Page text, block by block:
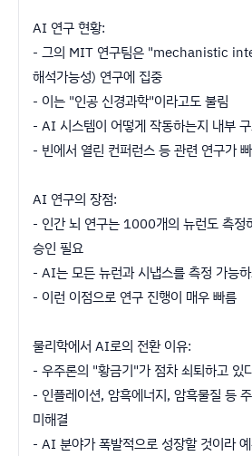
AI 연구 현황:
- 그의 MIT 연구팀은 "mechanistic
해석가능성) 연구에 집중
- 이는 "인공 신경과학"이라고도 불림
- AI 시스템이 어떻게 작동하는지 내부
- 빈에서 열린 컨퍼런스 등 관련 연구가
AI 연구의 장점:
- 인간 뇌 연구는 1000개의 뉴런도 측정
승인 필요
- AI는 모든 뉴런과 시냅스를 측정 가능
- 이런 이점으로 연구 진행이 매우 빠름
물리학에서 AI로의 전환 이유:
- 우주론의 "황금기"가 점차 쇠퇴하고 있
- 인플레이션, 암흑에너지, 암흑물질 등
미해결
- AI 분야가 폭발적으로 성장할 것이라